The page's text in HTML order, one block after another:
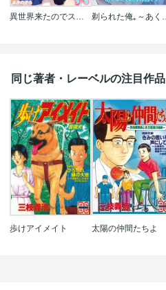
同じ著者・レーベルの注目作品
歩けアイメイト 太陽の仲間たちよ